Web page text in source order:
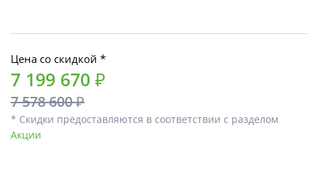
Цена со скидкой *
7 199 670 ₽
7 578 600 ₽
* Скидки предоставляются в соответствии с разделом
Акции